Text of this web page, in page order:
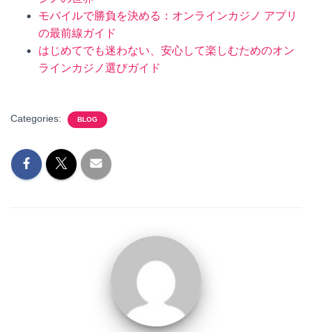
モバイルで勝負を決める：オンラインカジノ アプリ
の最前線ガイド
はじめてでも迷わない、安心して楽しむためのオン
ラインカジノ選びガイド
Categories: BLOG